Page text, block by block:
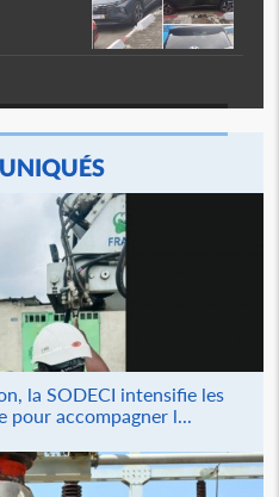
la SODECI intensifie les
pour accompagner l...